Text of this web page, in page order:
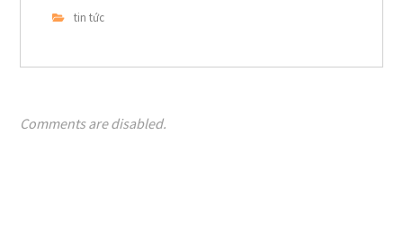
tin tức
Comments are disabled.